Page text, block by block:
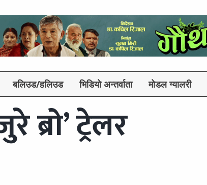
बलिउड/हलिउड भिडियो अन्तर्वाता मोडल ग्यालरी
ट्रेलर